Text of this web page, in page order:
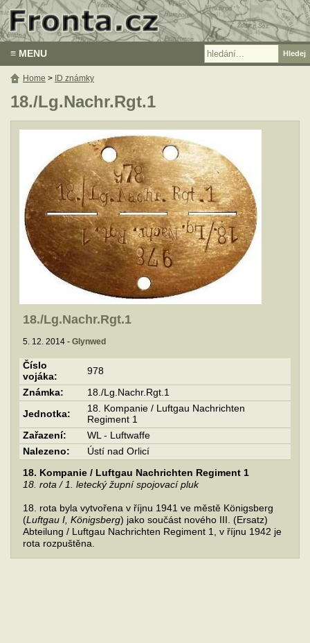
≡ MENU
18./Lg.Nachr.Rgt.1
18./Lg.Nachr.Rgt.1
5. 12. 2014 - Glynwed
Číslo
vojáka:
978
Známka: 18./Lg.Nachr.Rgt.1
Jednotka:
18. Kompanie / Luftgau Nachrichten
Regiment 1
Zařazení:
WL - Luftwaffe
Nalezeno:
Ústí nad Orlicí
18. Kompanie / Luftgau Nachrichten Regiment 1
18. rota / 1. letecký župní spojovací pluk
18. rota byla vytvořena v říjnu 1941 ve městě Königsberg
(Luftgau I, Königsberg) jako součást nového III. (Ersatz)
Abteilung / Luftgau Nachrichten Regiment 1, v říjnu 1942 je
rota rozpuštěna.
Home > ID známky